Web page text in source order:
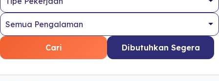
Cari Dibutuhkan Segera